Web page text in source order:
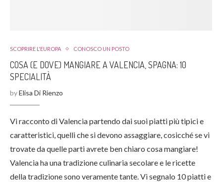
SCOPRIRE L'EUROPA CONOSCO UN POSTO
COSA (E DOVE) MANGIARE A VALENCIA, SPAGNA: 10
SPECIALITÀ
byElisa Di Rienzo
Vi racconto di Valencia partendo dai suoi piatti più tipici e
caratteristici, quelli che si devono assaggiare, cosicché se vi
trovate da quelle parti avrete ben chiaro cosa mangiare!
Valencia ha una tradizione culinaria secolare e le ricette
della tradizione sono veramente tante. Vi segnalo 10 piatti e